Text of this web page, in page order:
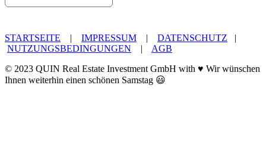
STARTSEITE | IMPRESSUM | DATENSCHUTZ |
NUTZUNGSBEDINGUNGEN | AGB
© 2023 QUIN Real Estate Investment GmbH with ♥ Wir wünschen
Ihnen weiterhin einen schönen Samstag 😃